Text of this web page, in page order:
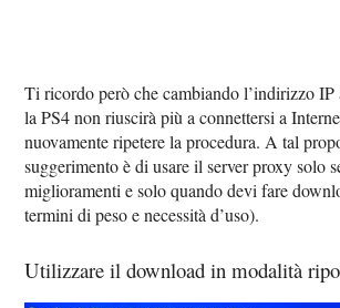
Ti ricordo però che cambiando l’indirizzo IP
la PS4 non riuscirà più a connettersi a
nuovamente ripetere la procedura. A tal
suggerimento è di usare il server proxy solo
miglioramenti e solo quando devi fare
termini di peso e necessità d’uso).
Utilizzare il download in modalità